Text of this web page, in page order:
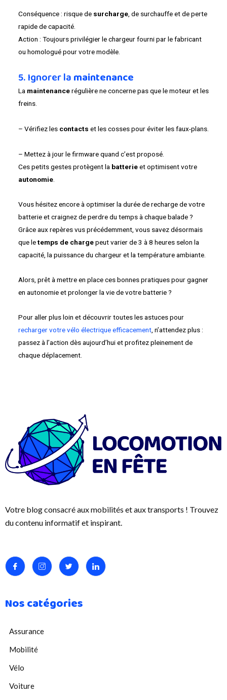
Conséquence : risque de surcharge, de surchauffe et de perte
rapide de capacité.
Action : Toujours privilégier le chargeur fourni par le fabricant
ou homologué pour votre modèle.
5. Ignorer lamaintenance
La maintenancerégulière ne concerne pas que le moteur et les
freins.
– Vérifiez les contacts et les cosses pour éviter les faux-plans.
– Mettez à jour le firmware quand c’est proposé.
Ces petits gestes protègent la batterieet optimisent votre
autonomie.
Vous hésitez encore à optimiser la durée de recharge de votre
batterie et craignez de perdre du temps à chaque balade ?
Grâce aux repères vus précédemment, vous savez désormais
que letemps de chargepeut varier de 3 à 8 heures selon la
capacité, la puissance du chargeur et la température ambiante.
Alors, prêt à mettre en place ces bonnes pratiques pour gagner
en autonomie et prolonger la vie de votre batterie ?
Pour aller plus loin et découvrir toutes les astuces pour
recharger votre vélo électrique efficacement, n’attendez plus :
passez à l’action dès aujourd’hui et profitez pleinement de
chaque déplacement.
Votre blog consacré aux mobilités et aux transports ! Trouvez
du contenu informatif et inspirant.
Nos catégories
Assurance
Mobilité
Vélo
Voiture